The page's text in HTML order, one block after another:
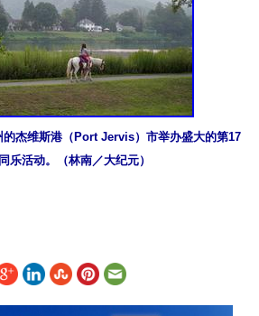
的杰维斯港（Port Jervis）市举办盛大的第17
乐活动。（林南／大纪元）